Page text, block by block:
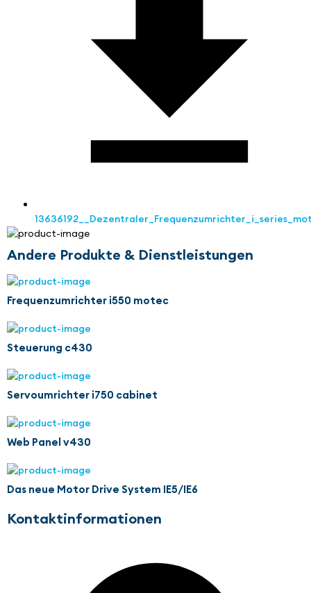
Andere Produkte & Dienstleistungen
Frequenzumrichter i550 motec
Steuerung c430
Servoumrichter i750 cabinet
Web Panel v430
Das neue Motor Drive System IE5/IE6
Kontaktinformationen